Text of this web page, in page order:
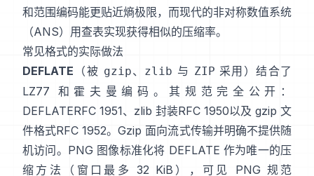
和范围编码能更贴近熵极限，而现代的非对称数值系统
（ANS） 用查表实现获得相似的压缩率。
常见格式的实际做法
DEFLATE （被 gzip、 zlib 与 ZIP 采用）结合了
LZ77 和霍夫曼编码。其规范完全公开：
DEFLATERFC 1951、zlib 封装RFC 1950以及 gzip 文
件格式RFC 1952。Gzip 面向流式传输并明确不提供随
机访问。PNG 图像标准化将 DEFLATE 作为唯一的压
缩方法（窗口最多 32 KiB），可见 PNG 规范